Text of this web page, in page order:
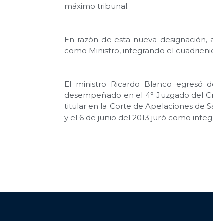
máximo tribunal.
En razón de esta nueva
como Ministro, integrando el
El ministro Ricardo Blanco egresó
desempeñado en el 4° Juzgado del
titular en la Corte de Apelaciones de
y el 6 de junio del 2013 juró como